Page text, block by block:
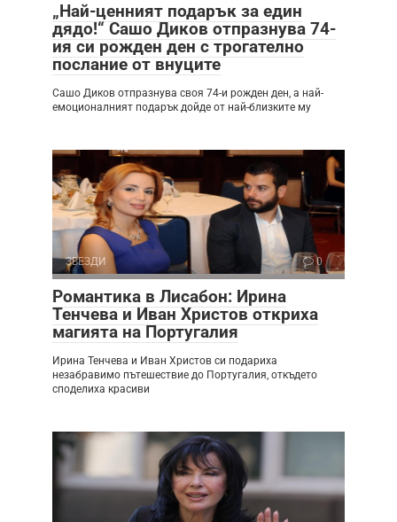
„Най-ценният подарък за един
дядо!“ Сашо Диков отпразнува 74-
ия си рожден ден с трогателно
послание от внуците
Сашо Диков отпразнува своя 74-и рожден ден, а най-
емоционалният подарък дойде от най-близките му
ЗВЕЗДИ 0
Романтика в Лисабон: Ирина
Тенчева и Иван Христов откриха
магията на Португалия
Ирина Тенчева и Иван Христов си подариха
незабравимо пътешествие до Португалия, откъдето
споделиха красиви